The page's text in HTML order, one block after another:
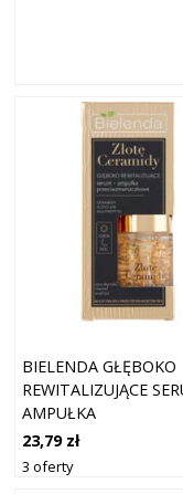
BIELENDA GŁĘBOKO
REWITALIZUJĄCE
AMPUŁKA
DZIEŃ/NOC
23,79 zł
3 oferty